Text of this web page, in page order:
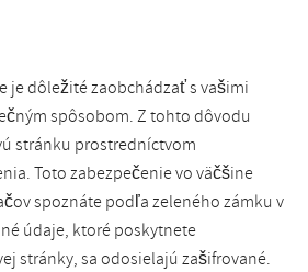
je dôležité zaobchádzať s vašimi
spôsobom. Z tohto dôvodu
stránku prostredníctvom
Toto zabezpečenie vo väčšine
spoznáte podľa zeleného zámku v
údaje, ktoré poskytnete
stránky, sa odosielajú zašifrované.